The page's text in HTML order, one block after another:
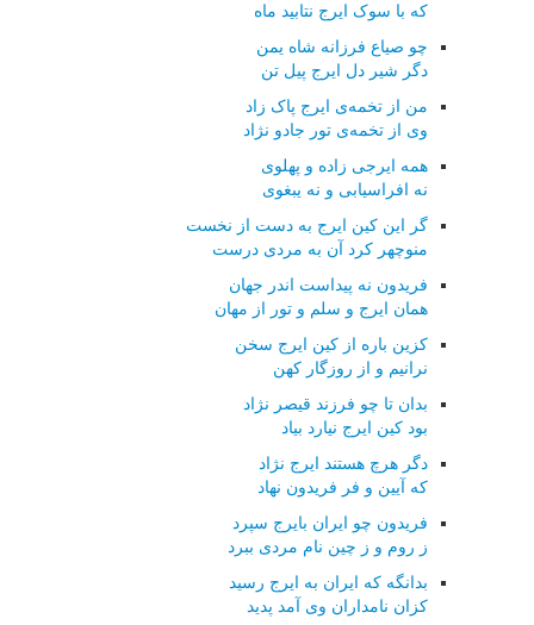
که با سوک ایرج نتابید ماه
چو صیاع فرزانه شاه یمن
دگر شیر دل ایرج پیل تن
من از تخمه‌ی ایرج پاک زاد
وی از تخمه‌ی تور جادو نژاد
همه ایرجی زاده و پهلوی
نه افراسیابی و نه یبغوی
گر این کین ایرج به دست از نخست
منوچهر کرد آن به مردی درست
فریدون نه پیداست اندر جهان
همان ایرج و سلم و تور از مهان
کزین باره از کین ایرج سخن
نرانیم و از روزگار کهن
بدان تا چو فرزند قیصر نژاد
بود کین ایرج نیارد بیاد
دگر هرچ هستند ایرج نژاد
که آیین و فر فریدون نهاد
فریدون چو ایران بایرج سپرد
ز روم و ز چین نام مردی ببرد
بدانگه که ایران به ایرج رسید
کزان نامداران وی آمد پدید